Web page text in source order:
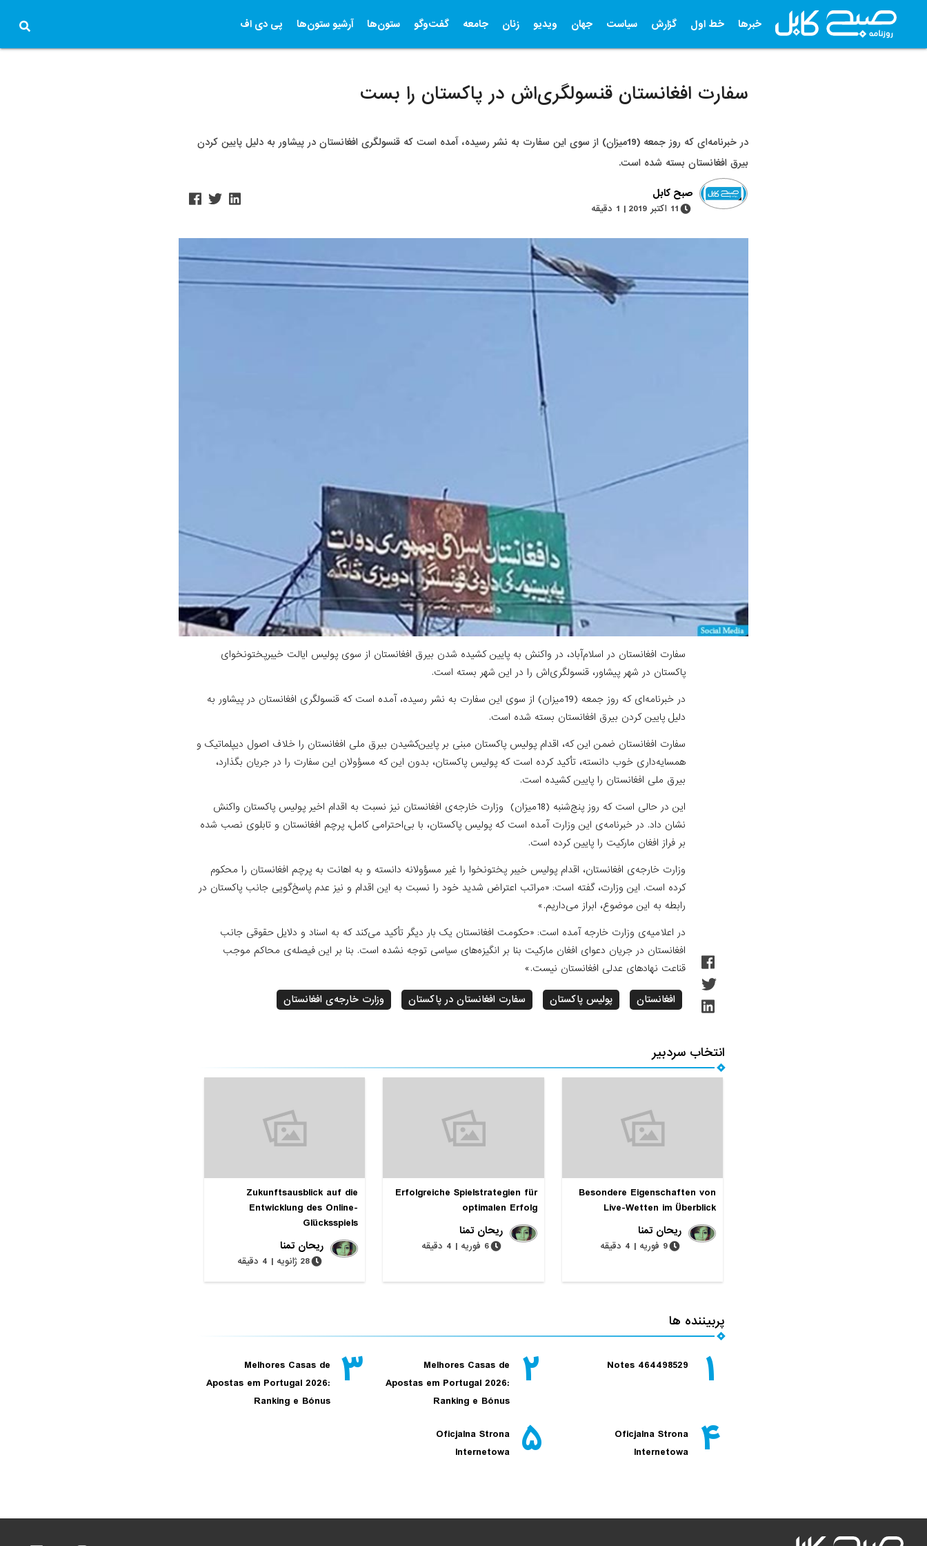
خبرها خط اول گزارش سیاست جهان ویدیو زنان جامعه گفت‌وگو ستون‌ها آرشیو ستون‌ها پی دی اف
سفارت افغانستان قنسولگری‌اش در پاکستان را بست
در خبرنامه‌ای که روز جمعه (19میزان) از سوی این سفارت به نشر رسیده، آمده است که قنسولگری افغانستان در پیشاور به دلیل پایین کردن
بیرق افغانستان بسته شده است.
صبح کابل
11 اکتبر 2019 | 1 دقیقه
سفارت افغانستان در اسلام‌آباد، در واکنش به پایین کشیده شدن بیرق افغانستان از سوی پولیس ایالت خیبرپختونخوای
پاکستان در شهر پیشاور، قنسولگری‌اش را در این شهر بسته است.
در خبرنامه‌ای که روز جمعه (19میزان) از سوی این سفارت به نشر رسیده، آمده است که قنسولگری افغانستان در پیشاور به
دلیل پایین کردن بیرق افغانستان بسته شده است.
سفارت افغانستان ضمن این که، اقدام پولیس پاکستان مبنی بر پایین‌کشیدن بیرق ملی افغانستان را خلاف اصول دیپلماتیک و
همسایه‌داری خوب دانسته، تأکید کرده است که پولیس پاکستان، بدون این که مسؤولان این سفارت را در جریان بگذارد،
بیرق ملی افغانستان را پایین کشیده است.
این در حالی است که روز پنج‌شنبه (18میزان) وزارت خارجه‌ی افغانستان نیز نسبت به اقدام اخیر پولیس پاکستان واکنش
نشان داد. در خبرنامه‌ی این وزارت آمده است که پولیس پاکستان، با بی‌احترامی کامل، پرچم افغانستان و تابلوی نصب شده
بر فراز افغان مارکیت را پایین کرده است.
وزارت خارجه‌ی افغانستان، اقدام پولیس خیبر پختونخوا را غیر مسؤولانه دانسته و به اهانت به پرچم افغانستان را محکوم
کرده است. این وزارت، گفته است: «مراتب اعتراض شدید خود را نسبت به این اقدام و نیز عدم پاسخ‌گویی جانب پاکستان در
رابطه به این موضوع، ابراز می‌داریم.»
در اعلامیه‌ی وزارت خارجه آمده است: «حکومت افغانستان یک بار دیگر تأکید می‌کند که به اسناد و دلایل حقوقی جانب
افغانستان در جریان دعوای افغان مارکیت بنا بر انگیزه‌های سیاسی توجه نشده است. بنا بر این فیصله‌ی محاکم موجب
قناعت نهادهای عدلی افغانستان نیست.»
افغانستان پولیس پاکستان سفارت افغانستان در پاکستان وزارت خارجه‌ی افغانستان
انتخاب سردبیر
Besondere Eigenschaften von
Live-Wetten im Überblick
ریحان تمنا
9 فوریه | 4 دقیقه
Erfolgreiche Spielstrategien für
optimalen Erfolg
ریحان تمنا
6 فوریه | 4 دقیقه
Zukunftsausblick auf die
Entwicklung des Online-
Glücksspiels
ریحان تمنا
28 ژانویه | 4 دقیقه
پربیننده ها
۱ Notes 464498529 ۲
Melhores Casas de
Apostas em Portugal 2026:
Ranking e Bónus
۳
Melhores Casas de
Apostas em Portugal 2026:
Ranking e Bónus
۴
Oficjalna Strona
Internetowa
۵
Oficjalna Strona
Internetowa